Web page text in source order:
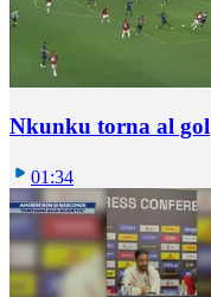
Nkunku torna al gol
01:34